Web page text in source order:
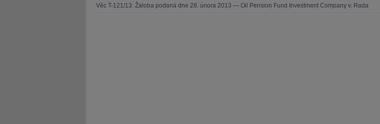
Věc T-121/13: Žaloba podaná dne 28. února 2013 — Oil Pension Fund Investment Company v. Rada
Kurzy lektora